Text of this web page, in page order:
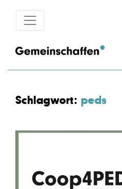
Schlagwort: peds